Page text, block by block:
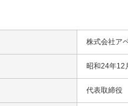
株式会社ア
昭和24年12
代表取締役